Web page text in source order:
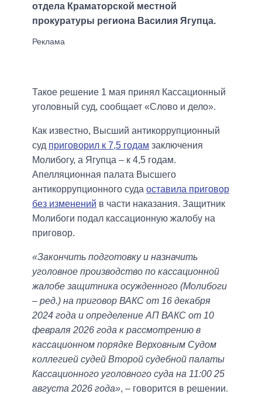
отдела Краматорской местной
прокуратуры региона Василия Ягупца.
Такое решение 1 мая принял Кассационный
уголовный суд, сообщает «Слово и дело».
Как известно, Высший антикоррупционный
суд приговорил к 7,5 годам заключения
Молибогу, а Ягупца – к 4,5 годам.
Апелляционная палата Высшего
антикоррупционного суда оставила приговор
без изменений в части наказания. Защитник
Молибоги подал кассационную жалобу на
приговор.
«Закончить подготовку и назначить
уголовное производство по кассационной
жалобе защитника осужденного (Молибоги
– ред.) на приговор ВАКС от 16 декабря
2024 года и определение АП ВАКС от 10
февраля 2026 года к рассмотрению в
кассационном порядке Верховным Судом
коллегией судей Второй судебной палаты
Кассационного уголовного суда на 11:00 25
августа 2026 года», – говорится в решении.